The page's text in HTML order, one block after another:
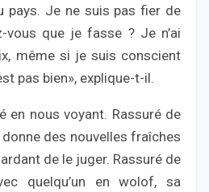
pays. Je ne suis pas fier de
vous que je fasse ? Je n’ai
même si je suis conscient
pas bien», explique-t-il.
en nous voyant. Rassuré de
donne des nouvelles fraîches
de le juger. Rassuré de
quelqu’un en wolof, sa